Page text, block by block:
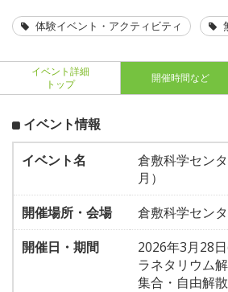
体験イベント・アクティビティ
イベント詳細
トップ
開催時間など
イベント情報
イベント名
倉敷科学セン
月）
開催場所・会場
倉敷科学セン
開催日・期間
2026年3月28
ラネタリウム
集合・自由解散